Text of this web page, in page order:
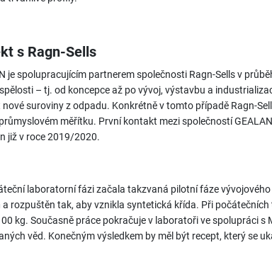
s Ragn-Sells
je spolupracujícím partnerem společnosti Ragn-Sells v
– tj. od koncepce až po vývoj, výstavbu a
suroviny z odpadu. Konkrétně v tomto případě Ragn-
měřítku. První kontakt mezi společností
již v roce 2019/2020.
laboratorní fázi začala takzvaná pilotní fáze vývojového
a rozpuštěn tak, aby vznikla syntetická křída. Při
kg. Současně práce pokračuje v laboratoři ve spolupráci s
věd. Konečným výsledkem by měl být recept, který se